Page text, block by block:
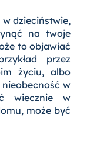
w dzieciństwie,
na twoje
to objawiać
przez
życiu, albo
w
wiecznie w
może być